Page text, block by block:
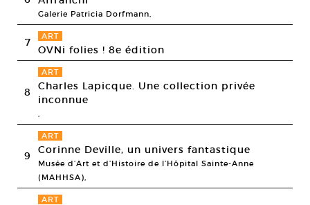
Galerie Patricia Dorfmann,
7 ART
OVNi folies ! 8e édition
8
ART
Charles Lapicque. Une collection privée
inconnue
9
ART
Corinne Deville, un univers fantastique
Musée d’Art et d’Histoire de l’Hôpital Sainte-Anne
(MAHHSA),
ART